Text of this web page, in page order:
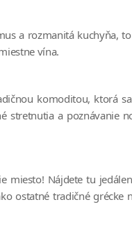
a rozmanitá kuchyňa,
vína.
komoditou, ktorá
stretnutia a poznávanie
miesto! Nájdete tu
ostatné tradičné grécke